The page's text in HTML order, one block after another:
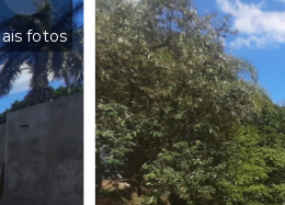
fotos